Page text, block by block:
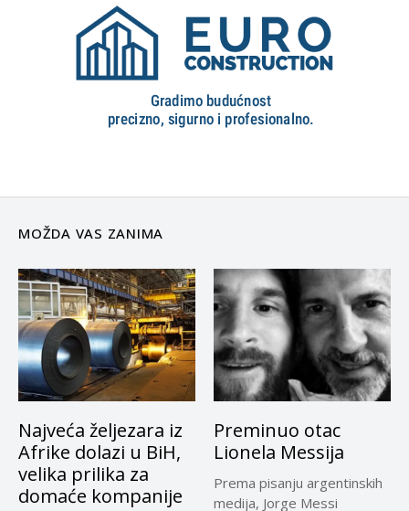
MOŽDA VAS ZANIMA
Najveća željezara iz
Afrike dolazi u BiH,
velika prilika za
domaće kompanije
Preminuo otac
Lionela Messija
Prema pisanju argentinskih
medija, Jorge Messi